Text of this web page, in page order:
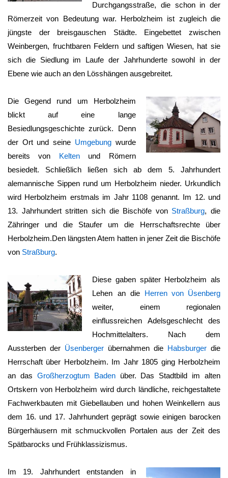
Durchgangsstraße, die schon in der
Römerzeit von Bedeutung war. Herbolzheim ist zugleich die
jüngste der breisgauschen Städte. Eingebettet zwischen
Weinbergen, fruchtbaren Feldern und saftigen Wiesen, hat sie
sich die Siedlung im Laufe der Jahrhunderte sowohl in der
Ebene wie auch an den Lösshängen ausgebreitet.
Die Gegend rund um Herbolzheim
blickt auf eine lange
Besiedlungsgeschichte zurück. Denn
der Ort und seine Umgebungwurde
bereits von Keltenund Römern
besiedelt. Schließlich ließen sich ab dem 5. Jahrhundert
alemannische Sippen rund um Herbolzheim nieder. Urkundlich
wird Herbolzheim erstmals im Jahr 1108 genannt. Im 12. und
13. Jahrhundert stritten sich die Bischöfe von Straßburg, die
Zähringer und die Staufer um die Herrschaftsrechte über
Herbolzheim.Den längsten Atem hatten in jener Zeit die Bischöfe
von Straßburg.
Diese gaben später Herbolzheim als
Lehen an die Herren von Üsenberg
weiter, einem regionalen
einflussreichen Adelsgeschlecht des
Hochmittelalters. Nach dem
Aussterben der Üsenberger übernahmen die Habsburger die
Herrschaft über Herbolzheim. Im Jahr 1805 ging Herbolzheim
an das Großherzogtum Badenüber. Das Stadtbild im alten
Ortskern von Herbolzheim wird durch ländliche, reichgestaltete
Fachwerkbauten mit Giebellauben und hohen Weinkellern aus
dem 16. und 17. Jahrhundert geprägt sowie einigen barocken
Bürgerhäusern mit schmuckvollen Portalen aus der Zeit des
Spätbarocks und Frühklassizismus.
Im 19. Jahrhundert entstanden in